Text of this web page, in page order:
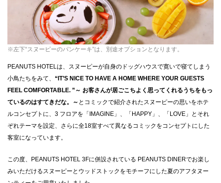
※左下“スヌーピーのパンケーキ”は、別途オプションとなります。
PEANUTS HOTELは、スヌーピーが自身のドッグハウスで寛いで寝てしまう
小鳥たちをみて、 “IT’S NICE TO HAVE A HOME WHERE YOUR GUESTS
FEEL COMFORTABLE. ”～ お客さんが居ごこちよく思ってくれるうちをもっ
ているのはすてきだな。～ とコミックで紹介されたスヌーピーの思いをホテ
ルコンセプトに、3 フロアを「IMAGINE」、「HAPPY」、「LOVE」とそれ
ぞれテーマを設定、さらに全18室すべて異なるコミックをコンセプトにした
客室になっています。
この度、PEANUTS HOTEL 3Fに併設されている PEANUTS DINERでお楽し
みいただけるスヌーピーとウッドストックをモチーフにした夏のアフタヌー